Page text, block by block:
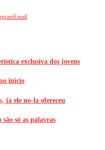
Email
exclusiva dos jovens
início
já ele no-la ofereceu
só as palavras